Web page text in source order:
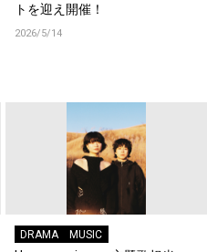
トを迎え開催！
2026/5/14
DRAMA MUSIC